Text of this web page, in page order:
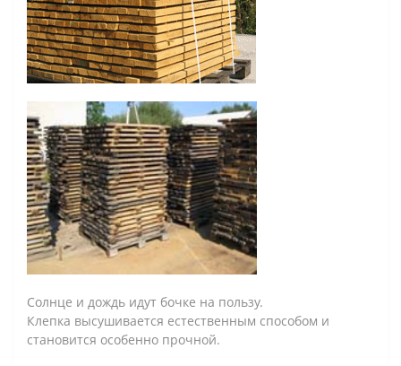
Солнце и дождь идут бочке на пользу.
Клепка высушивается естественным способом и
становится особенно прочной.